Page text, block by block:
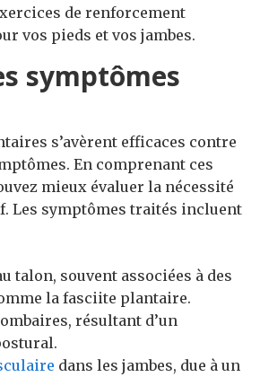
de renforcement
vos pieds et vos jambes.
symptômes
s’avèrent efficaces contre
En comprenant ces
mieux évaluer la nécessité
Les symptômes traités incluent
talon, souvent associées à des
la fasciite plantaire.
résultant d’un
dans les jambes, due à un